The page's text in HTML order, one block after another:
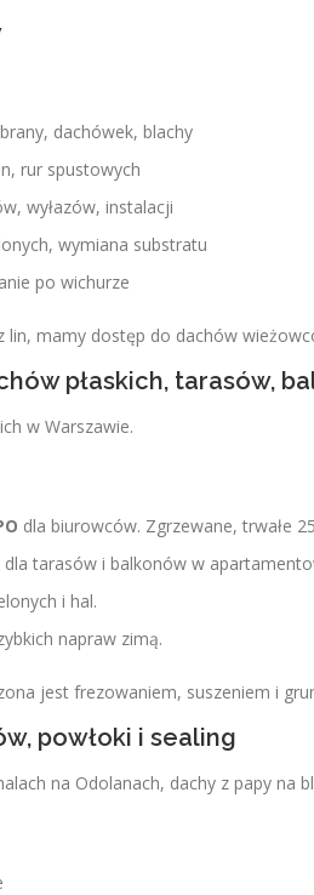
dachówek, blachy
rur spustowych
wyłazów, instalacji
wymiana substratu
po wichurze
lin, mamy dostęp do dachów
płaskich, tarasów,
w Warszawie.
dla biurowców. Zgrzewane, trwałe
dla tarasów i balkonów w
i hal.
napraw zimą.
jest frezowaniem, suszeniem i
powłoki i sealing
na Odolanach, dachy z papy na